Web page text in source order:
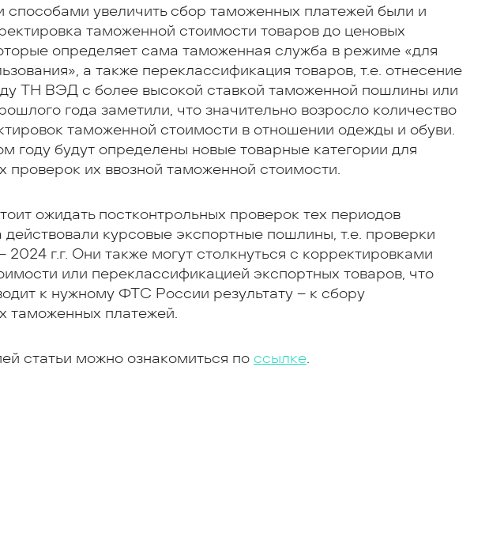
увеличить сбор таможенных платежей были и
таможенной стоимости товаров до ценовых
определяет сама таможенная служба в режиме «для
а также переклассификация товаров, т.е. отнесение
ТН ВЭД с более высокой ставкой таможенной пошлины или
года заметили, что значительно возросло количество
таможенной стоимости в отношении одежды и обуви.
году будут определены новые товарные категории для
проверок их ввозной таможенной стоимости.
ожидать постконтрольных проверок тех периодов
действовали курсовые экспортные пошлины, т.е. проверки
2024 г.г. Они также могут столкнуться с корректировками
или переклассификацией экспортных товаров, что
к нужному ФТС России результату – к сбору
таможенных платежей.
статьи можно ознакомиться по ссылке.